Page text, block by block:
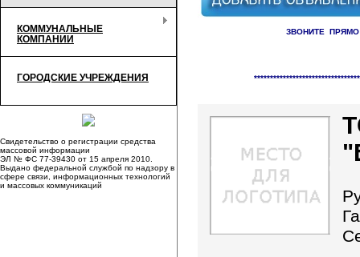
КОММУНАЛЬНЫЕ
КОМПАНИИ
ГОРОДСКИЕ УЧРЕЖДЕНИЯ
Свидетельство о регистрации средства
массовой информации
ЭЛ № ФС 77-39430 от 15 апреля 2010.
Выдано федеральной службой по надзору в
сфере связи, информационных технологий
и массовых коммуникаций
ЗВОНИТЕ
Справочник